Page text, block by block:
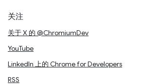
关注
关于 X 的 @ChromiumDev
YouTube
LinkedIn 上的 Chrome for Developers
RSS